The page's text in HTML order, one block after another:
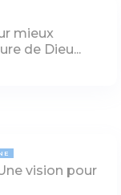
mieux
de Dieu...
vision pour